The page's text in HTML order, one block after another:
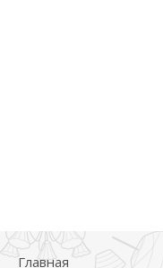
Главная